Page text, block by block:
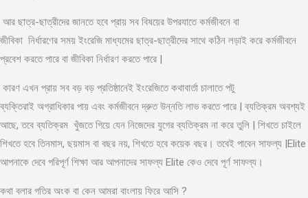
আর ছাত্র-ছাত্রীদের জানতে হবে প্রায় সব বিষয়ের উপরযাতে কর্মজীবনে বা
জীবিকা নির্ধারণের সময় ইংরেজি মাধ্যমের ছাত্র-ছাত্রীদের সাথে কঠিন লড়াই করে কর্মজীবনে
প্রবেশ করতে পারে বা জীবিকা নির্ধারণ করতে পারে |
কারণ এখন প্রায় সব বড় বড় প্রতিষ্ঠানেই ইংরেজিতে কথাবার্তা চালাতে পটু
ব্যক্তিরাই অগ্রাধিকার পায় এবং কর্মজীবনে দ্রুত উন্নতি লাভ করতে পারে | ব্যতিক্রম অবশ্যই
আছে, তবে ব্যতিক্রম খুঁজতে গিয়ে যেন নিজেদের যুগের ব্যতিক্রম না করে তুলি | শিখতে চাইলে
শিখতে হবে তিনমাস, ছয়মাস বা বছর নয়, শিখতে হবে কয়েক বছর। তবেই পাবেন সাফল্য |Elite
আপনাকে দেবে পরিপূর্ণ শিক্ষা আর আপনাদের সাফল্য Elite কেও দেবে পূর্ণ সাফল্য।
কথা বলার গতির অংক বা কেন আমরা বাংলায় ফিরে আসি ?